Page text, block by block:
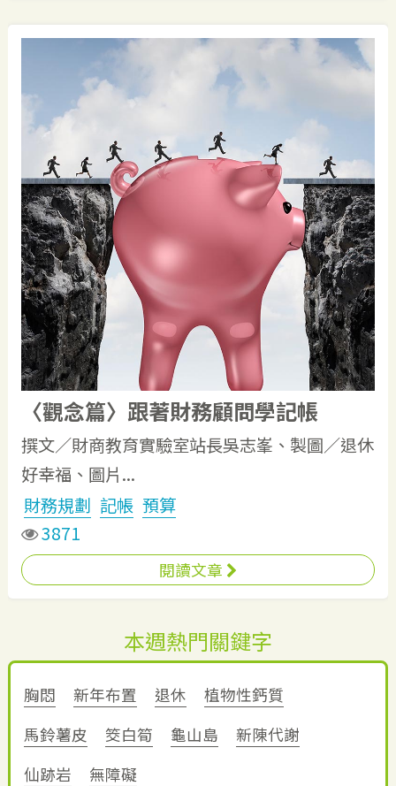
〈觀念篇〉跟著財務顧問學記帳
撰文／財商教育實驗室站長吳志峯、製圖／退休
好幸福、圖片...
財務規劃 記帳 預算
3871
閱讀文章
本週熱門關鍵字
胸悶 新年布置 退休
植物性鈣質
馬鈴薯皮
筊白筍 龜山島
新陳代謝
仙跡岩
無障礙